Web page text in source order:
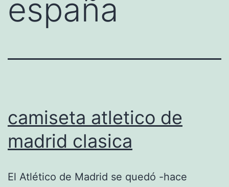
españa
camiseta atletico de
madrid clasica
El Atlético de Madrid se quedó -hace